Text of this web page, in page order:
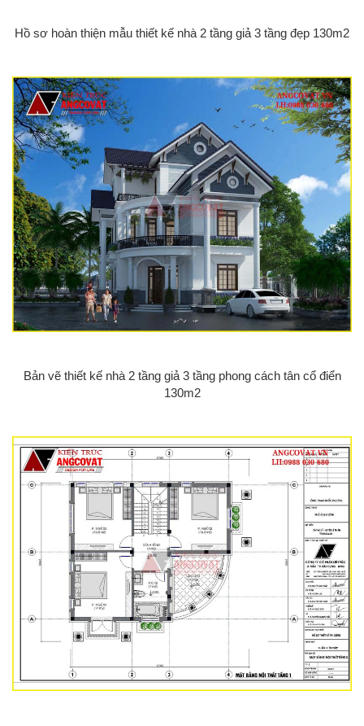
Hồ sơ hoàn thiện mẫu thiết kế nhà 2 tầng giả 3 tầng đẹp 130m2
Bản vẽ thiết kế nhà 2 tầng giả 3 tầng phong cách tân cổ điển
130m2